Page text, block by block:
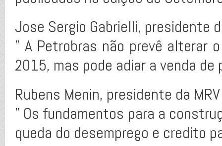
Jose Sergio Gabrielli, presidente
” A Petrobras não prevê alterar
2015, mas pode adiar a venda
Rubens Menin, presidente da MRV
” Os fundamentos para a
queda do desemprego e credito